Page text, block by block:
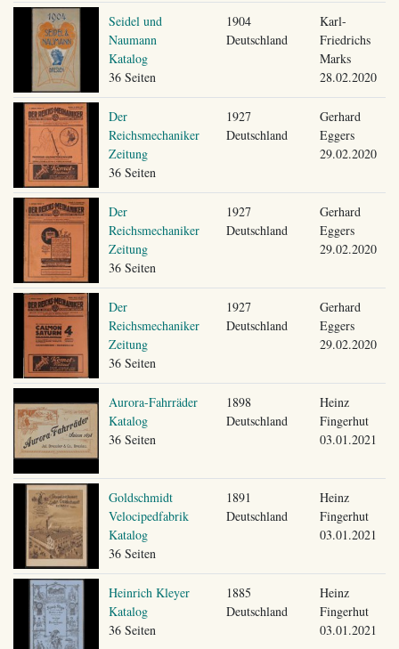
Seidel und
Naumann
Katalog
36 Seiten
1904
Deutschland
Karl-
Friedrichs
Marks
28.02.2020
Der
Reichsmechaniker
Zeitung
36 Seiten
1927
Deutschland
Gerhard
Eggers
29.02.2020
Der
Reichsmechaniker
Zeitung
36 Seiten
1927
Deutschland
Gerhard
Eggers
29.02.2020
Der
Reichsmechaniker
Zeitung
36 Seiten
1927
Deutschland
Gerhard
Eggers
29.02.2020
Aurora-Fahrräder
Katalog
36 Seiten
1898
Deutschland
Heinz
Fingerhut
03.01.2021
Goldschmidt
Velocipedfabrik
Katalog
36 Seiten
1891
Deutschland
Heinz
Fingerhut
03.01.2021
Heinrich Kleyer
Katalog
36 Seiten
1885
Deutschland
Heinz
Fingerhut
03.01.2021